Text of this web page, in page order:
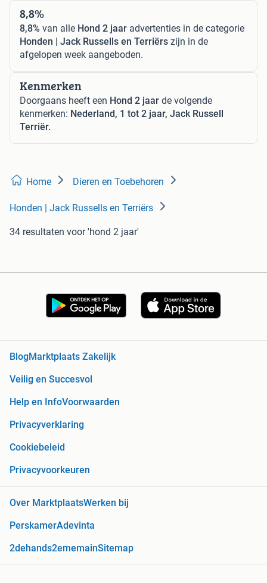
8,8%
8,8% van alle Hond 2 jaar advertenties in de categorie
Honden | Jack Russells en Terriërs zijn in de
afgelopen week aangeboden.
Kenmerken
Doorgaans heeft een Hond 2 jaar de volgende
kenmerken: Nederland, 1 tot 2 jaar, Jack Russell
Terriër.
Home Dieren en Toebehoren
Honden | Jack Russells en Terriërs
34 resultaten voor 'hond 2 jaar'
BlogMarktplaats Zakelijk
Veilig en Succesvol
Help en InfoVoorwaarden
Privacyverklaring
Cookiebeleid
Privacyvoorkeuren
Over MarktplaatsWerken bij
PerskamerAdevinta
2dehands2ememainSitemap